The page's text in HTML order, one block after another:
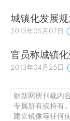
城镇化发展
2013年05月07日
官员称城镇
2013年04月25日
财新网所刊载内
专属所有或持有
建立镜像等任何使